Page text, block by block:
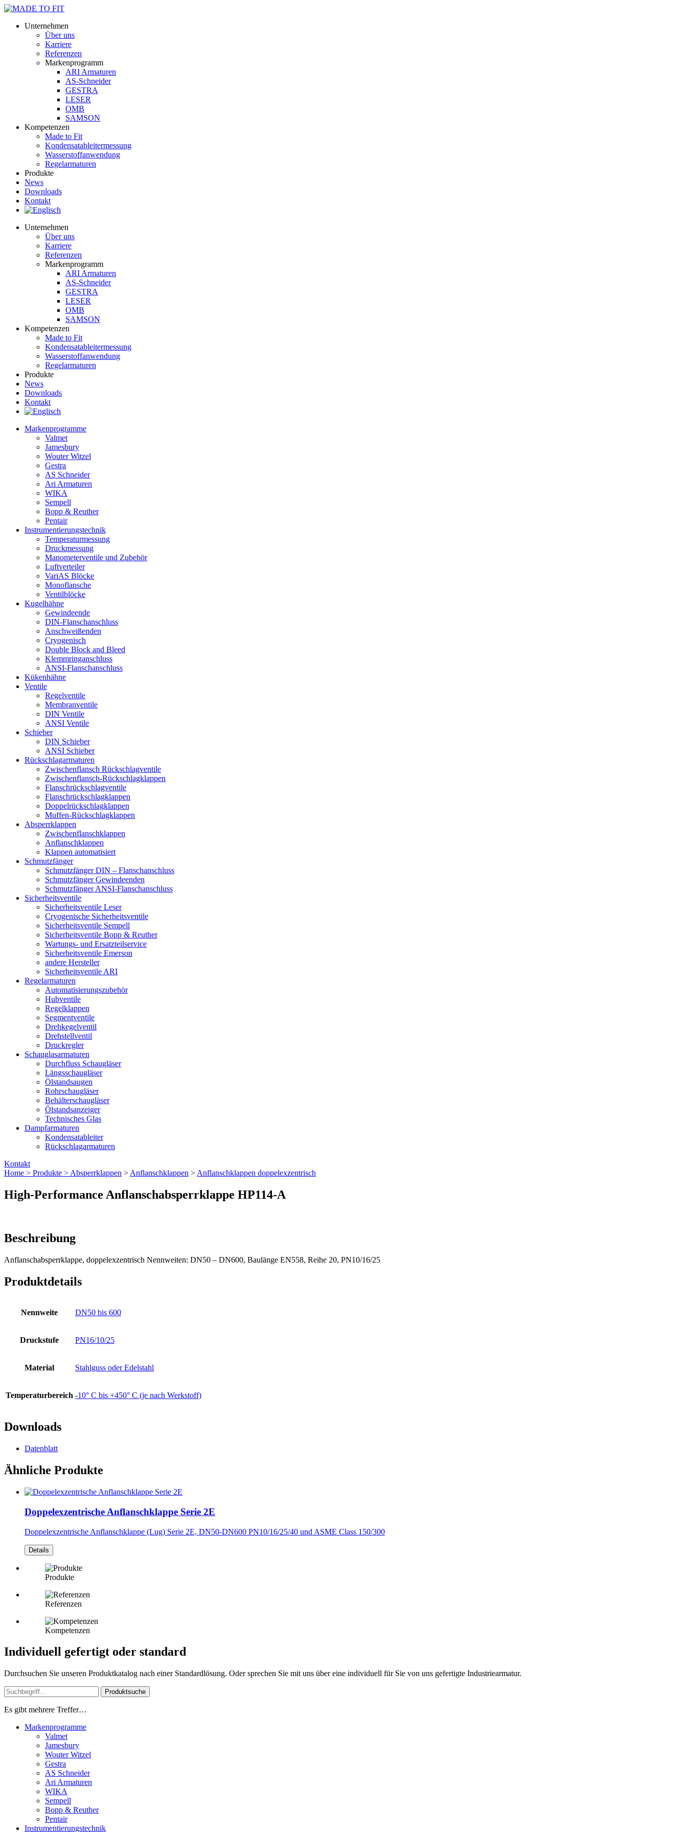
Unternehmen
Über uns
Karriere
Referenzen
Markenprogramm
ARI Armaturen
AS-Schneider
GESTRA
LESER
OMB
SAMSON
Kompetenzen
Made to Fit
Kondensat­ableiter­messung
Wasserstoff­anwendung
Regel­arma­turen
Produkte
News
Downloads
Kontakt
Unternehmen
Über uns
Karriere
Referenzen
Markenprogramm
ARI Armaturen
AS-Schneider
GESTRA
LESER
OMB
SAMSON
Kompetenzen
Made to Fit
Kondensat­ableiter­messung
Wasserstoff­anwendung
Regel­arma­turen
Produkte
News
Downloads
Kontakt
Markenprogramme
Valmet
Jamesbury
Wouter Witzel
Gestra
AS Schneider
Ari Armaturen
WIKA
Sempell
Bopp & Reuther
Pentair
Instrumentierungs­technik
Temperaturmessung
Druckmessung
Manometerventile und Zubehör
Luftverteiler
VariAS Blöcke
Monoflansche
Ventilblöcke
Kugelhähne
Gewindeende
DIN-Flanschanschluss
Anschweißenden
Cryogenisch
Double Block and Bleed
Klemmringanschluss
ANSI-Flanschanschluss
Kükenhähne
Ventile
Regelventile
Membranventile
DIN Ventile
ANSI Ventile
Schieber
DIN Schieber
ANSI Schieber
Rückschlag­armaturen
Zwischenflansch Rückschlagventile
Zwischenflansch-Rückschlagklappen
Flanschrückschlagventile
Flanschrückschlagklappen
Doppelrückschlagklappen
Muffen-Rückschlagklappen
Absperrklappen
Zwischenflanschklappen
Anflanschklappen
Klappen automatisiert
Schmutzfänger
Schmutzfänger DIN – Flanschanschluss
Schmutzfänger Gewindeenden
Schmutzfänger ANSI-Flanschanschluss
Sicherheitsventile
Sicherheitsventile Leser
Cryogenische Sicherheitsventile
Sicherheitsventile Sempell
Sicherheitsventile Bopp & Reuther
Wartungs- und Ersatzteilservice
Sicherheitsventile Emerson
andere Hersteller
Sicherheitsventile ARI
Regelarmaturen
Automatisierungszubehör
Hubventile
Regelklappen
Segmentventile
Drehkegelventil
Drehstellventil
Druckregler
Schauglas­armaturen
Durchfluss Schaugläser
Längsschaugläser
Ölstandsaugen
Rohrschaugläser
Behälterschaugläser
Ölstandsanzeiger
Technisches Glas
Dampfarmaturen
Kondensatableiter
Rückschlagarmaturen
Kontakt
Home > Produkte > Absperrklappen > Anflanschklappen > Anflanschklappen doppelexzentrisch
High-Performance Anflanschabsperrklappe HP114-A
Beschreibung
Anflanschabsperrklappe, doppelexzentrisch Nennweiten: DN50 – DN600, Baulänge EN558, Reihe 20, PN10/16/25
Produktdetails
Nennweite DN50 bis 600
Druckstufe PN16/10/25
Material Stahlguss oder Edelstahl
Temperaturbereich -10° C bis +450° C (je nach Werkstoff)
Downloads
Datenblatt
Ähnliche Produkte
Doppelexzentrische Anflanschklappe Serie 2E
Doppelexzentrische Anflanschklappe (Lug) Serie 2E, DN50-DN600 PN10/16/25/40 und ASME Class 150/300
Details
Produkte
Referenzen
Kompetenzen
Individuell gefertigt oder standard
Durchsuchen Sie unseren Produktkatalog nach einer Standardlösung. Oder sprechen Sie mit uns über eine individuell für Sie von uns gefertigte Industriearmatur.
Produktsuche
Es gibt mehrere Treffer…
Markenprogramme
Valmet
Jamesbury
Wouter Witzel
Gestra
AS Schneider
Ari Armaturen
WIKA
Sempell
Bopp & Reuther
Pentair
Instrumentierungs­technik